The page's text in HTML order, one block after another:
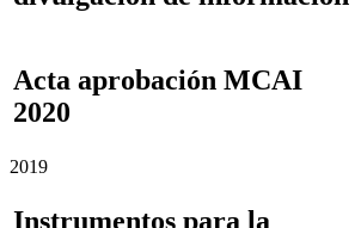
Acta aprobación MCAI
2020
2019
Instrumentos para la